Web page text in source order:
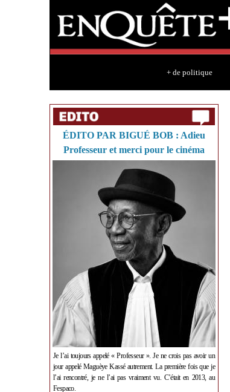
+ de politique
ÉDITO PAR BIGUÉ BOB : Adieu
Professeur et merci pour le cinéma
Je l’ai toujours appelé « Professeur ». Je ne crois pas avoir un
jour appelé Maguèye Kassé autrement. La première fois que je
l’ai rencontré, je ne l’ai pas vraiment vu. C’était en 2013, au
Fespaco.